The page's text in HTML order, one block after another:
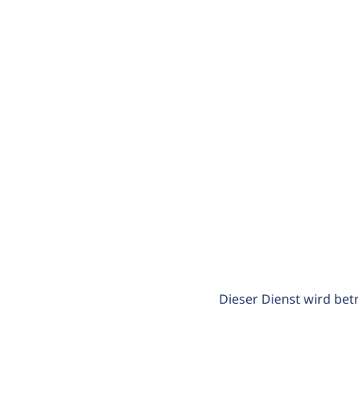
Dieser Dienst wird